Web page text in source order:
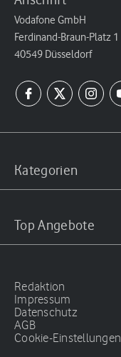
Vodafone GmbH
Ferdinand-Braun-Platz 1
40549 Düsseldorf
Kategorien
Top Angebote
Redaktion
Impressum
Datenschutz
AGB
Cookie-Einstellungen